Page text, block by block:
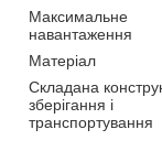
Максимальне
навантаження
Матеріал
Складана
зберігання і
транспортування